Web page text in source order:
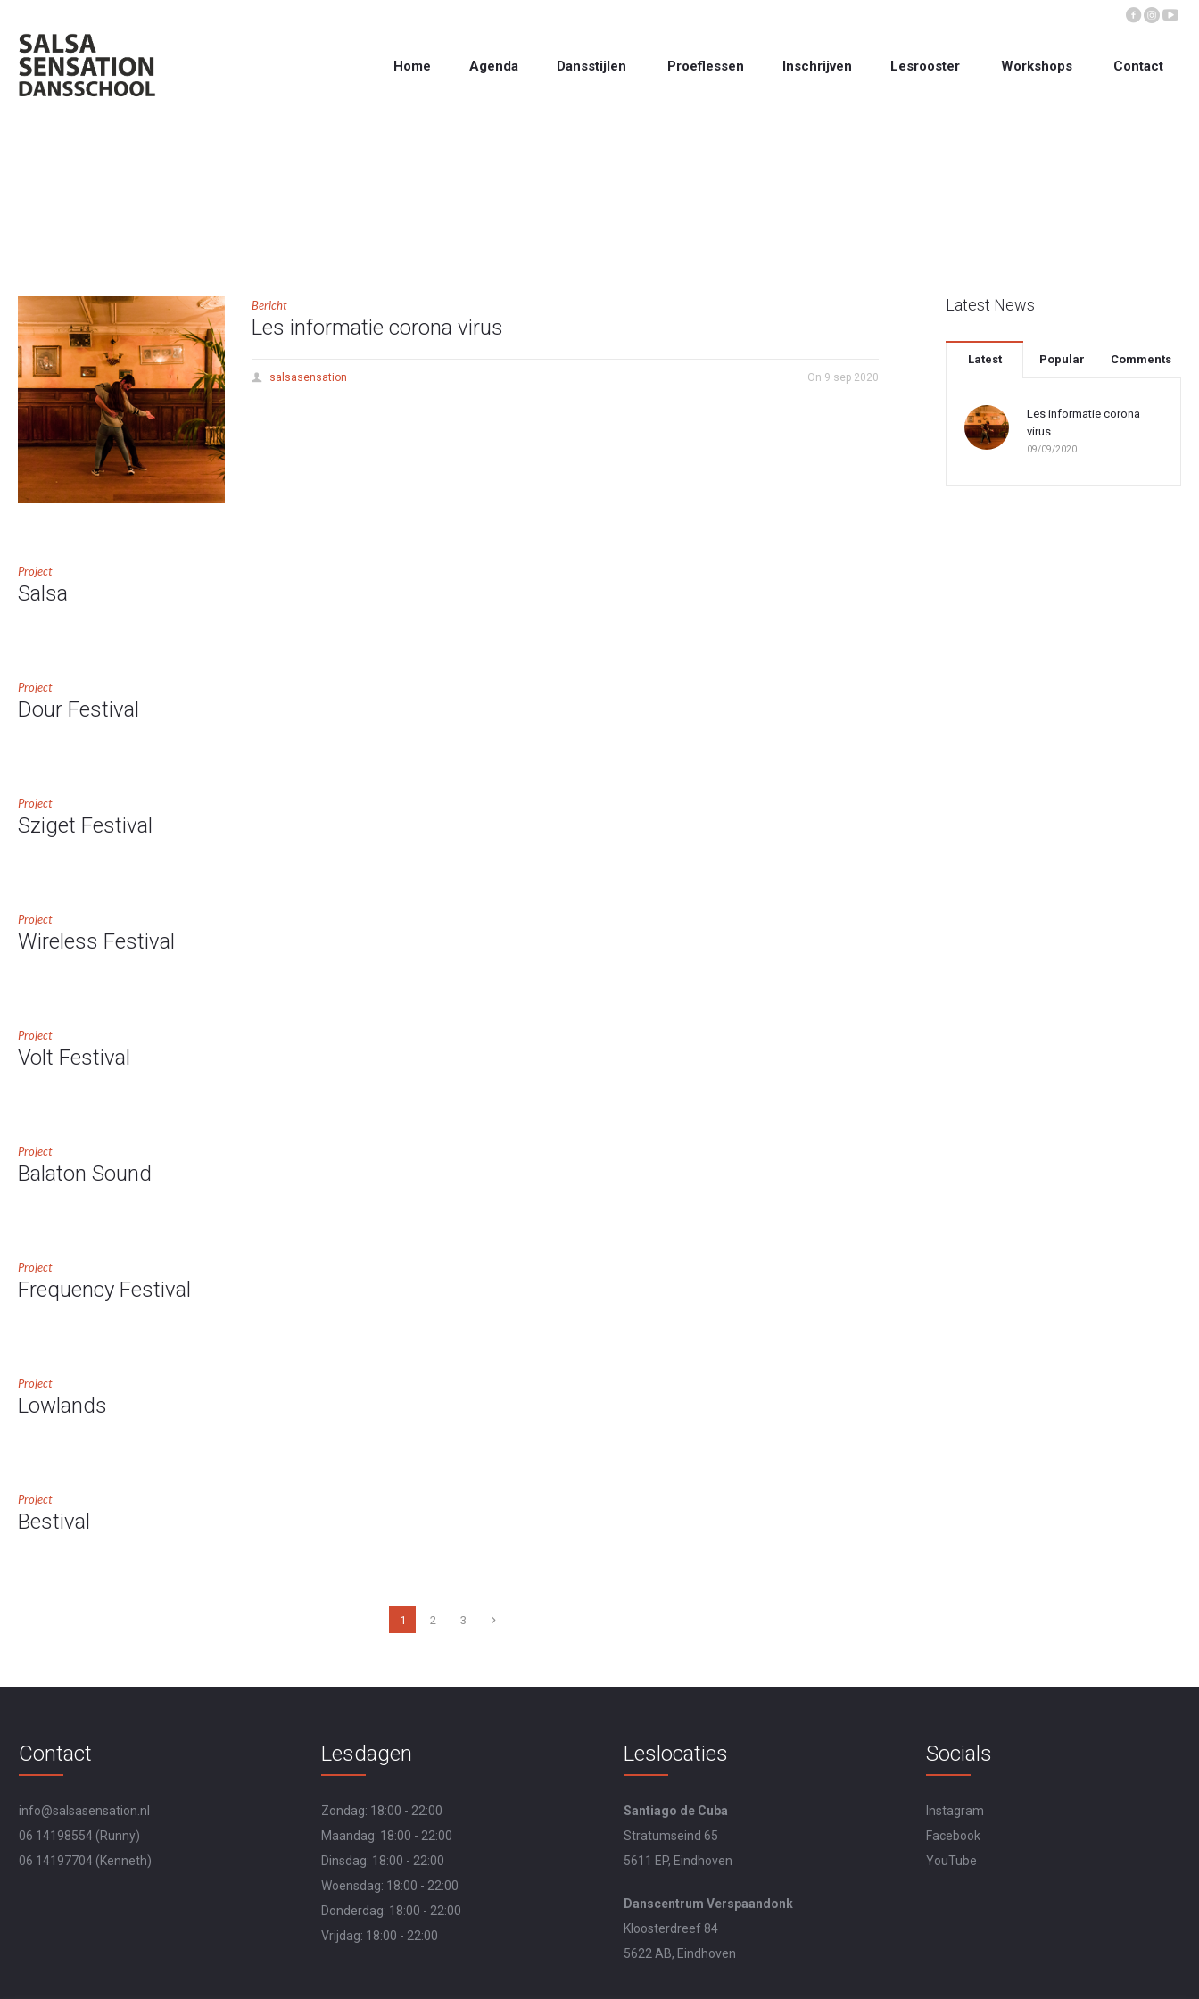
Home Agenda Dansstijlen Proeflessen Inschrijven Lesrooster Workshops Contact
Bericht
Les informatie corona virus
On 9 sep 2020
salsasensation
Project
Salsa
Project
Dour Festival
Project
Sziget Festival
Project
Wireless Festival
Project
Volt Festival
Project
Balaton Sound
Project
Frequency Festival
Project
Lowlands
Project
Bestival
1 2 3
Latest News
Latest Popular Comments
Les informatie corona
virus
09/09/2020
Contact
info@salsasensation.nl
06 14198554 (Runny)
06 14197704 (Kenneth)
Lesdagen
Zondag: 18:00 - 22:00
Maandag: 18:00 - 22:00
Dinsdag: 18:00 - 22:00
Woensdag: 18:00 - 22:00
Donderdag: 18:00 - 22:00
Vrijdag: 18:00 - 22:00
Leslocaties
Santiago de Cuba
Stratumseind 65
5611 EP, Eindhoven
Danscentrum Verspaandonk
Kloosterdreef 84
5622 AB, Eindhoven
Socials
Instagram
Facebook
YouTube